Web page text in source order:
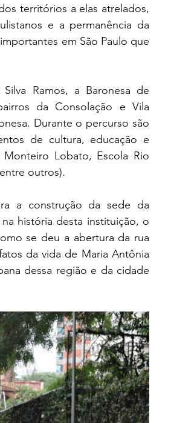
territórios a elas atrelados,
e a permanência da
em São Paulo que
Ramos, a Baronesa de
da Consolação e Vila
Durante o percurso são
de cultura, educação e
Lobato, Escola Rio
outros).
a construção da sede da
história desta instituição, o
se deu a abertura da rua
da vida de Maria Antônia
dessa região e da cidade